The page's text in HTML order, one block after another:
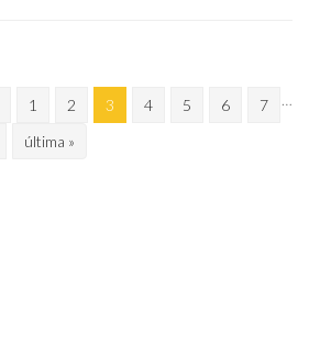
1 2 3 4 5 6
7
…
última »